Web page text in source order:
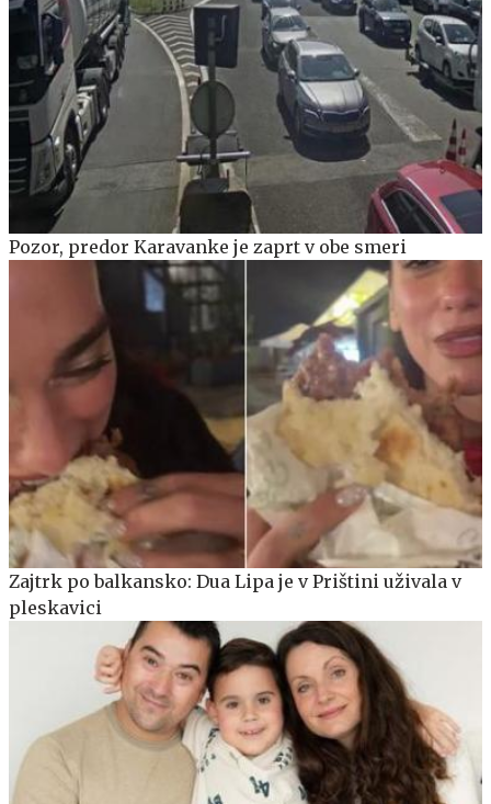
Pozor, predor Karavanke je zaprt v obe smeri
Zajtrk po balkansko: Dua Lipa je v Prištini uživala v
pleskavici